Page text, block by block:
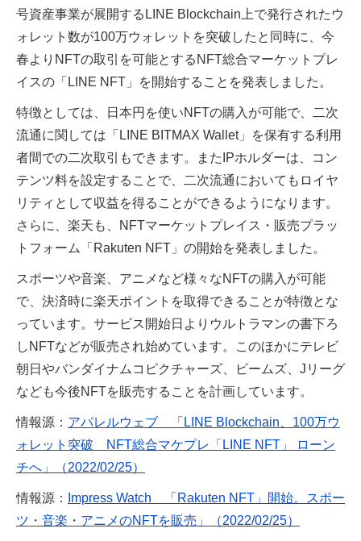
号資産事業が展開するLINE Blockchain上で発行されたウ
ォレット数が100万ウォレットを突破したと同時に、今
春よりNFTの取引を可能とするNFT総合マーケットプレ
イスの「LINE NFT」を開始することを発表しました。
特徴としては、日本円を使いNFTの購入が可能で、二次
流通に関しては「LINE BITMAX Wallet」を保有する利用
者間での二次取引もできます。またIPホルダーは、コン
テンツ料を設定することで、二次流通においてもロイヤ
リティとして収益を得ることができるようになります。
さらに、楽天も、NFTマーケットプレイス・販売プラッ
トフォーム「Rakuten NFT」の開始を発表しました。
スポーツや音楽、アニメなど様々なNFTの購入が可能
で、決済時に楽天ポイントを取得できることが特徴とな
っています。サービス開始日よりウルトラマンの書下ろ
しNFTなどが販売され始めています。このほかにテレビ
朝日やバンダイナムコピクチャーズ、ビームズ、Jリーグ
なども今後NFTを販売することを計画しています。
情報源： アパレルウェブ 「LINE Blockchain、100万ウ
ォレット突破 NFT総合マケプレ「LINE NFT」 ローン
チへ」（2022/02/25）
情報源：
Impress Watch 「Rakuten NFT」開始。スポー
ツ・音楽・アニメのNFTを販売」（2022/02/25）